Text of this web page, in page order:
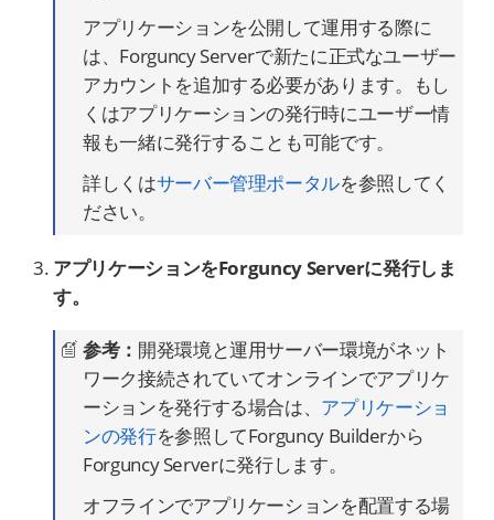
アプリケーションを公開して運用する際に
は、Forguncy Serverで新たに正式なユーザー
アカウントを追加する必要があります。もし
くはアプリケーションの発行時にユーザー情
報も一緒に発行することも可能です。
詳しくはサーバー管理ポータルを参照してく
ださい。
アプリケーションをForguncy Serverに発行しま
す。
参考： 開発環境と運用サーバー環境がネット
ワーク接続されていてオンラインでアプリケ
ーションを発行する場合は、 アプリケーショ
ンの発行を参照してForguncy Builderから
Forguncy Serverに発行します。
オフラインでアプリケーションを配置する場